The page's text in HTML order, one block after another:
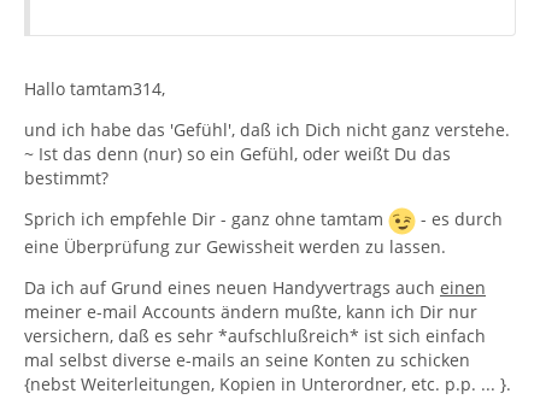
Hallo tamtam314,
und ich habe das 'Gefühl', daß ich Dich nicht ganz verstehe.
~ Ist das denn (nur) so ein Gefühl, oder weißt Du das
bestimmt?
Sprich ich empfehle Dir - ganz ohne tamtam
- es durch
eine Überprüfung zur Gewissheit werden zu lassen.
Da ich auf Grund eines neuen Handyvertrags auch einen
meiner e-mail Accounts ändern mußte, kann ich Dir nur
versichern, daß es sehr *aufschlußreich* ist sich einfach
mal selbst diverse e-mails an seine Konten zu schicken
{nebst Weiterleitungen, Kopien in Unterordner, etc. p.p. ... }.